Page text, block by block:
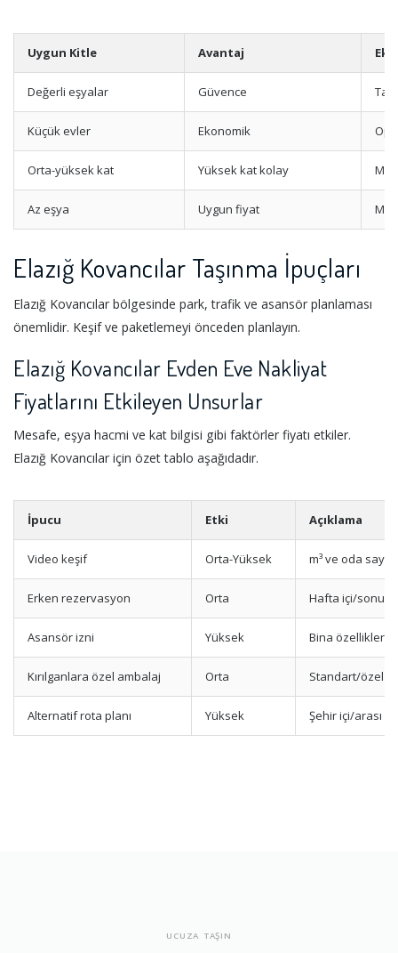
Uygun Kitle Avantaj
Değerli eşyalar Güvence
Küçük evler Ekonomik
Orta-yüksek kat Yüksek kat kolay
Az eşya Uygun fiyat
Elazığ Kovancılar Taşınma İpuçları
Elazığ Kovancılar bölgesinde park, trafik ve asansör planlaması
önemlidir. Keşif ve paketlemeyi önceden planlayın.
Elazığ Kovancılar Evden Eve Nakliyat
Fiyatlarını Etkileyen Unsurlar
Mesafe, eşya hacmi ve kat bilgisi gibi faktörler fiyatı etkiler.
Elazığ Kovancılar için özet tablo aşağıdadır.
İpucu Etki Açıklama
Video keşif Orta-Yüksek m³ ve oda sayısı
Erken rezervasyon Orta Hafta içi/sonu
Asansör izni Yüksek Bina özellikleri
Kırılganlara özel ambalaj Orta Standart/özel
Alternatif rota planı Yüksek Şehir içi/arası
UCUZA TAŞIN